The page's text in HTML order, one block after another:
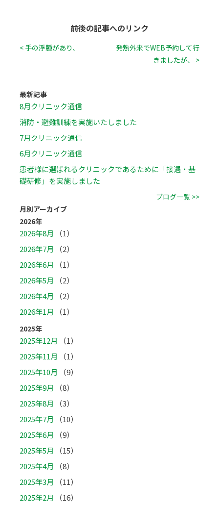
前後の記事へのリンク
< 手の浮腫があり、
発熱外来でWEB予約して行
きましたが、 >
最新記事
8月クリニック通信
消防・避難訓練を実施いたしました
7月クリニック通信
6月クリニック通信
患者様に選ばれるクリニックであるために「接遇・基
礎研修」を実施しました
ブログ一覧 >>
月別アーカイブ
2026年
2026年8月
（1）
2026年7月
（2）
2026年6月
（1）
2026年5月
（2）
2026年4月
（2）
2026年1月
（1）
2025年
2025年12月
（1）
2025年11月
（1）
2025年10月
（9）
2025年9月
（8）
2025年8月
（3）
2025年7月
（10）
2025年6月
（9）
2025年5月
（15）
2025年4月
（8）
2025年3月
（11）
2025年2月
（16）